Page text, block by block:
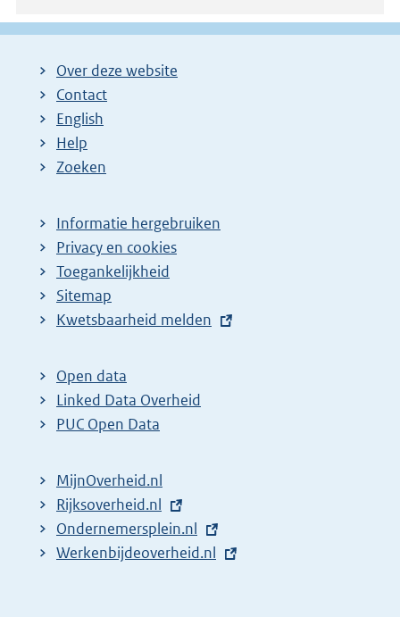
Over deze website
Contact
English
Help
Zoeken
Informatie hergebruiken
Privacy en cookies
Toegankelijkheid
Sitemap
E
t
e
r
l
i
n
k
Kwetsbaarheid melden
Open data
Linked Data Overheid
PUC Open Data
MijnOverheid.nl
E
x
t
Rijksoverheid.nl
E
x
Ondernemersplein.nl
E
Werkenbijdeoverheid.nl